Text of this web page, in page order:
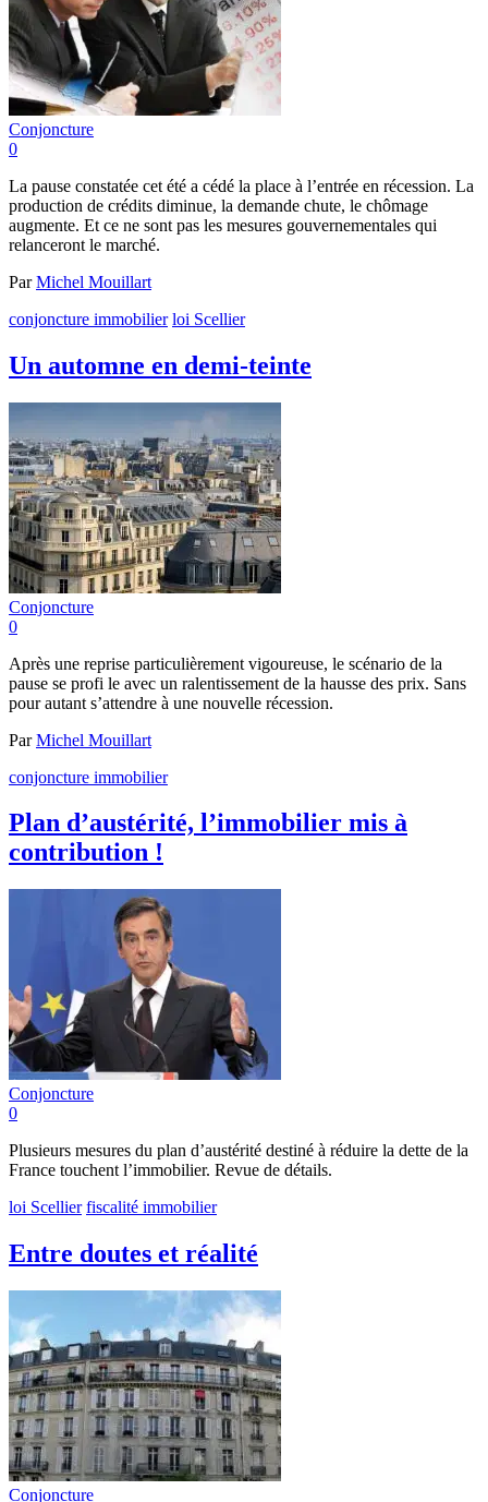
Conjoncture
0
La pause constatée cet été a cédé la place à l’entrée en récession. La
production de crédits diminue, la demande chute, le chômage
augmente. Et ce ne sont pas les mesures gouvernementales qui
relanceront le marché.
ParMichel Mouillart
conjoncture immobilier loi Scellier
Un automne en demi-teinte
Conjoncture
0
Après une reprise particulièrement vigoureuse, le scénario de la
pause se profi le avec un ralentissement de la hausse des prix. Sans
pour autant s’attendre à une nouvelle récession.
ParMichel Mouillart
conjoncture immobilier
Plan d’austérité, l’immobilier mis à
contribution !
Conjoncture
0
Plusieurs mesures du plan d’austérité destiné à réduire la dette de la
France touchent l’immobilier. Revue de détails.
loi Scellier fiscalité immobilier
Entre doutes et réalité
Conjoncture